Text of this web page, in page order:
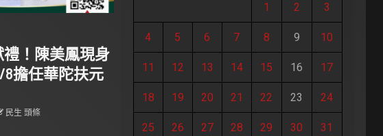
！陳美鳳現身
8擔任華陀扶元
民生 頭條
1 2 3
4 5 6 7 8 9 10
11 12 13 14 15 16 17
18 19 20 21 22 23 24
25 26 27 28 29 30 31